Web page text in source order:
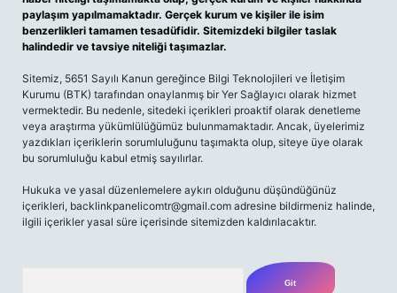
paylaşım yapılmamaktadır. Gerçek kurum ve kişiler ile isim
benzerlikleri tamamen tesadüfidir. Sitemizdeki bilgiler taslak
halindedir ve tavsiye niteliği taşımazlar.
Sitemiz, 5651 Sayılı Kanun gereğince Bilgi Teknolojileri ve İletişim
Kurumu (BTK) tarafından onaylanmış bir Yer Sağlayıcı olarak hizmet
vermektedir. Bu nedenle, sitedeki içerikleri proaktif olarak denetleme
veya araştırma yükümlülüğümüz bulunmamaktadır. Ancak, üyelerimiz
yazdıkları içeriklerin sorumluluğunu taşımakta olup, siteye üye olarak
bu sorumluluğu kabul etmiş sayılırlar.
Hukuka ve yasal düzenlemelere aykırı olduğunu düşündüğünüz
içerikleri, backlinkpanelicomtr@gmail.com adresine bildirmeniz halinde,
ilgili içerikler yasal süre içerisinde sitemizden kaldırılacaktır.